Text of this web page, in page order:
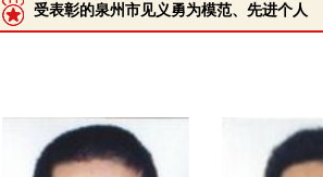
受表彰的泉州市见义勇为模范、先进个人